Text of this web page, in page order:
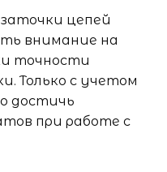
цепей
внимание на
точности
Только с учетом
достичь
при работе с